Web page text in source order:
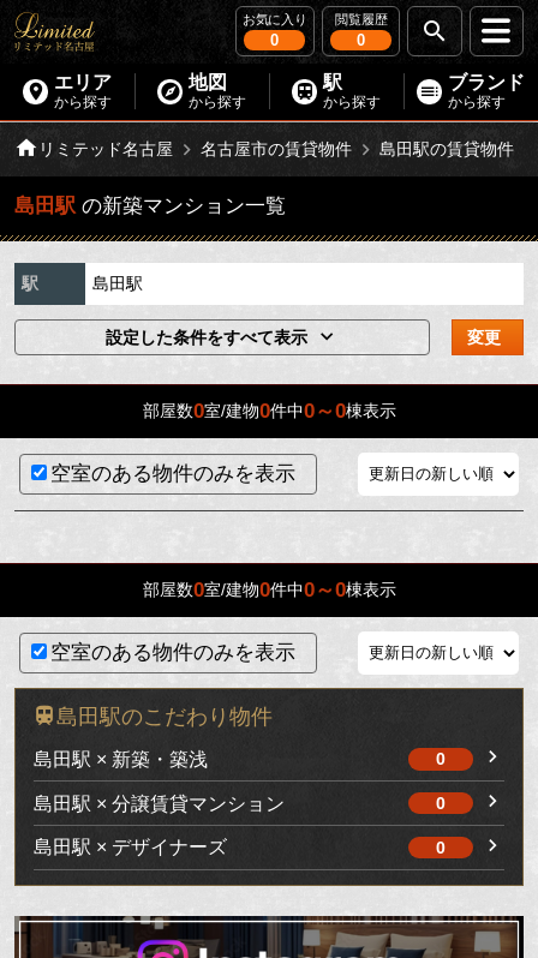
お気に入り
0
閲覧履歴
0
エリア
から探す
地図
から探す
駅
から探す
ブランド
から探す
リミテッド名古屋 名古屋市の賃貸物件 島田駅の賃貸物件
島田駅 の新築マンション一覧
駅 島田駅
設定した条件をすべて表示 変更
部屋数0室/建物0件中0～0棟表示
空室のある物件のみを表示
部屋数0室/建物0件中0～0棟表示
空室のある物件のみを表示
島田駅のこだわり物件
島田駅 × 新築・築浅 0
島田駅 × 分譲賃貸マンション 0
島田駅 × デザイナーズ 0